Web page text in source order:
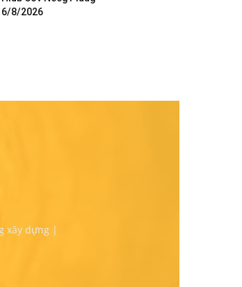
6/8/2026
xây dựng |